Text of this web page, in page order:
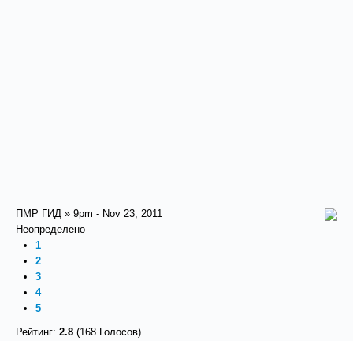
ПМР ГИД » 9pm - Nov 23, 2011
Неопределено
1
2
3
4
5
Рейтинг: 2.8 (168 Голосов)